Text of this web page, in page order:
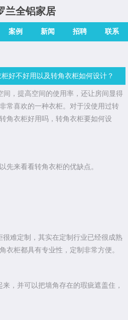
兰全铝家居
案例 新闻 招聘 联系
好不好用以及转角衣柜如何设计？
间，提高空间的使用率，还让房间显得
常喜欢的一种衣柜。对于没使用过转
角衣柜好用吗，转角衣柜要如何设
先来看看转角衣柜的优缺点。
很难定制，其实在定制行业已经很成熟
衣柜都具有专业性，定制非常方便。
，并可以把墙角存在的瑕疵遮盖住，